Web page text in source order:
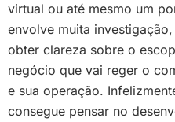
virtual ou até mesmo um
envolve muita
obter clareza sobre o
negócio que vai reger o
e sua operação.
consegue pensar no